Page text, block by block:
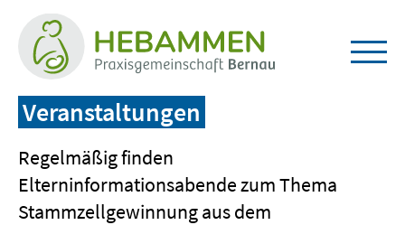
Seiteninhalt
springen
Veranstaltungen
Regelmäßig finden
Elterninformationsabende zum Thema
Stammzellgewinnung aus dem